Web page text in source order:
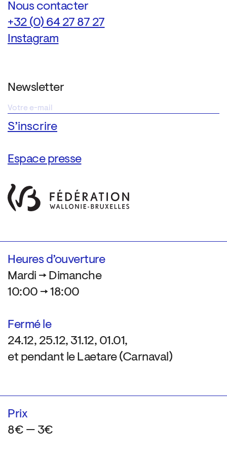
Nous contacter
+32 (0) 64 27 87 27
Instagram
Newsletter
Espace presse
Heures d’ouverture
Mardi → Dimanche
10:00 → 18:00
Fermé le
24.12, 25.12, 31.12, 01.01,
et pendant le Laetare (Carnaval)
Prix
8€ — 3€